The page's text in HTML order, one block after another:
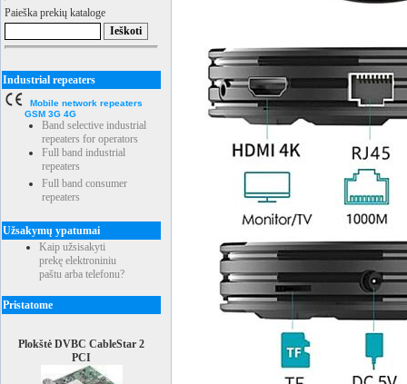
Paieška prekių kataloge
Industrial repeaters
Mobile network repeaters
GSM 3G 4G
Band selective industrial
repeaters for operators
Full band industrial
repeaters
Full band consumer
repeaters
Užsakymų ypatumai
Kaip užsisakyti
prekę elektroniniu
paštu arba telefonu?
Pristatome
Plokštė DVBC CableStar 2
PCI